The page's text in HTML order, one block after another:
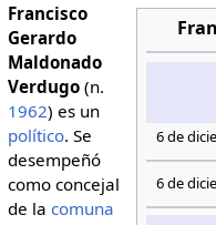
6 de
6 de
Francisco
Gerardo
Maldonado
Verdugo(n.
1962) es un
político. Se
desempeñó
como concejal
de la comuna